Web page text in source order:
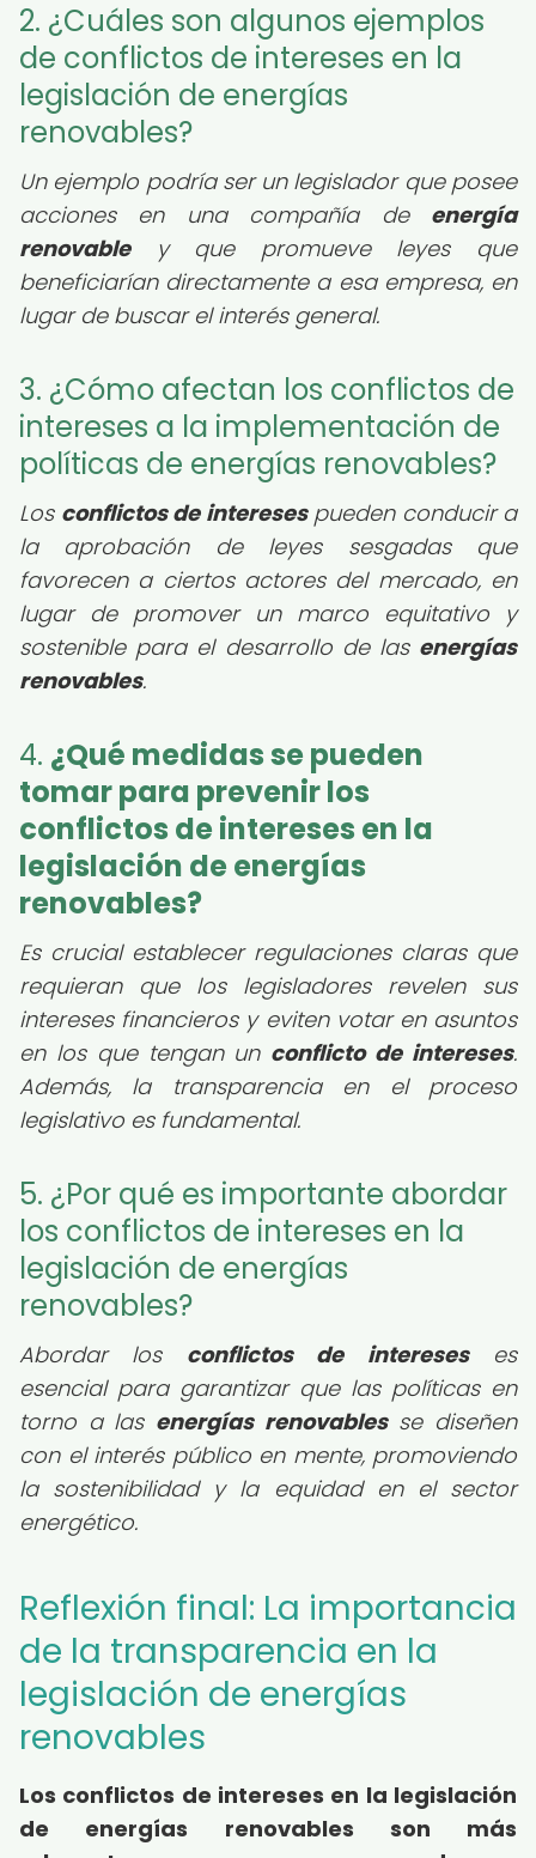
2. ¿Cuáles son algunos ejemplos
de conflictos de intereses en la
legislación de energías
renovables?
Un ejemplo podría ser un legislador que posee
acciones en una compañía de energía
renovabley que promueve leyes que
beneficiarían directamente a esa empresa, en
lugar de buscar el interés general.
3. ¿Cómo afectan los conflictos de
intereses a la implementación de
políticas de energías renovables?
Los conflictos de interesespueden conducir a
la aprobación de leyes sesgadas que
favorecen a ciertos actores del mercado, en
lugar de promover un marco equitativo y
sostenible para el desarrollo de las energías
renovables.
4. ¿Qué medidas se pueden
tomar para prevenir los
conflictos de intereses en la
legislación de energías
renovables?
Es crucial establecer regulaciones claras que
requieran que los legisladores revelen sus
intereses financieros y eviten votar en asuntos
en los que tengan un conflicto de intereses.
Además, la transparencia en el proceso
legislativo es fundamental.
5. ¿Por qué es importante abordar
los conflictos de intereses en la
legislación de energías
renovables?
Abordar los conflictos de intereseses
esencial para garantizar que las políticas en
torno a las energías renovablesse diseñen
con el interés público en mente, promoviendo
la sostenibilidad y la equidad en el sector
energético.
Reflexión final: La importancia
de la transparencia en la
legislación de energías
renovables
Los conflictos de intereses en la legislación
de energías renovables son más